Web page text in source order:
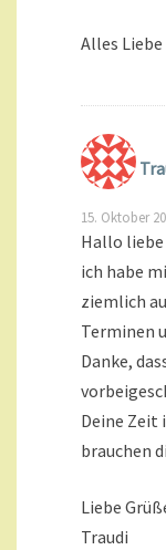
Alles
15. Oktober
Hallo
ich habe
ziemlich
Terminen
Danke,
Deine Zeit
brauchen
Liebe
Traudi